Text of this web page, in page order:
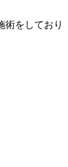
術をしており